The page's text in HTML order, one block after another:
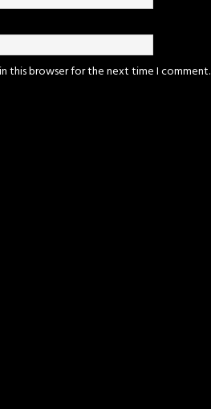
this browser for the next time I comment.